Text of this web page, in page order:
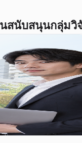
นับสนุนกลุ่ม